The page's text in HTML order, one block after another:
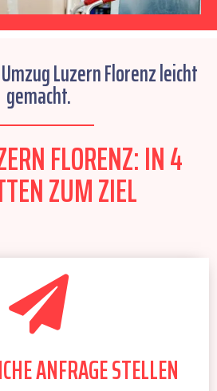
Luzern Florenz leicht
gemacht.
FLORENZ: IN 4
ZUM ZIEL
ANFRAGE STELLEN